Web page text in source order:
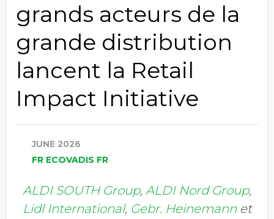
grands acteurs de la
grande distribution
lancent la Retail
Impact Initiative
JUNE 2026
FR ECOVADIS FR
ALDI SOUTH Group, ALDI Nord Group,
Lidl International, Gebr. Heinemannet